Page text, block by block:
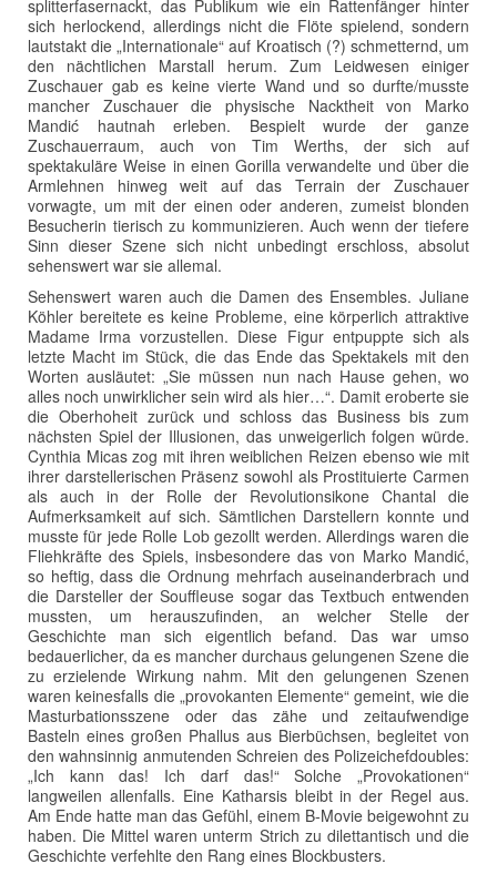
splitterfasernackt, das Publikum wie ein Rattenfänger hinter
sich herlockend, allerdings nicht die Flöte spielend, sondern
lautstakt die „Internationale“ auf Kroatisch (?) schmetternd, um
den nächtlichen Marstall herum. Zum Leidwesen einiger
Zuschauer gab es keine vierte Wand und so durfte/musste
mancher Zuschauer die physische Nacktheit von Marko
Mandić hautnah erleben. Bespielt wurde der ganze
Zuschauerraum, auch von Tim Werths, der sich auf
spektakuläre Weise in einen Gorilla verwandelte und über die
Armlehnen hinweg weit auf das Terrain der Zuschauer
vorwagte, um mit der einen oder anderen, zumeist blonden
Besucherin tierisch zu kommunizieren. Auch wenn der tiefere
Sinn dieser Szene sich nicht unbedingt erschloss, absolut
sehenswert war sie allemal.
Sehenswert waren auch die Damen des Ensembles. Juliane
Köhler bereitete es keine Probleme, eine körperlich attraktive
Madame Irma vorzustellen. Diese Figur entpuppte sich als
letzte Macht im Stück, die das Ende das Spektakels mit den
Worten ausläutet: „Sie müssen nun nach Hause gehen, wo
alles noch unwirklicher sein wird als hier…“. Damit eroberte sie
die Oberhoheit zurück und schloss das Business bis zum
nächsten Spiel der Illusionen, das unweigerlich folgen würde.
Cynthia Micas zog mit ihren weiblichen Reizen ebenso wie mit
ihrer darstellerischen Präsenz sowohl als Prostituierte Carmen
als auch in der Rolle der Revolutionsikone Chantal die
Aufmerksamkeit auf sich. Sämtlichen Darstellern konnte und
musste für jede Rolle Lob gezollt werden. Allerdings waren die
Fliehkräfte des Spiels, insbesondere das von Marko Mandić,
so heftig, dass die Ordnung mehrfach auseinanderbrach und
die Darsteller der Souffleuse sogar das Textbuch entwenden
mussten, um herauszufinden, an welcher Stelle der
Geschichte man sich eigentlich befand. Das war umso
bedauerlicher, da es mancher durchaus gelungenen Szene die
zu erzielende Wirkung nahm. Mit den gelungenen Szenen
waren keinesfalls die „provokanten Elemente“ gemeint, wie die
Masturbationsszene oder das zähe und zeitaufwendige
Basteln eines großen Phallus aus Bierbüchsen, begleitet von
den wahnsinnig anmutenden Schreien des Polizeichefdoubles:
„Ich kann das! Ich darf das!“ Solche „Provokationen“
langweilen allenfalls. Eine Katharsis bleibt in der Regel aus.
Am Ende hatte man das Gefühl, einem B-Movie beigewohnt zu
haben. Die Mittel waren unterm Strich zu dilettantisch und die
Geschichte verfehlte den Rang eines Blockbusters.